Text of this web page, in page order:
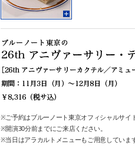
※ご予約はブルーノート東京オフィシャルサイ
※開演30分前までにご来店ください。
※当日はアラカルトメニューもご用意しています